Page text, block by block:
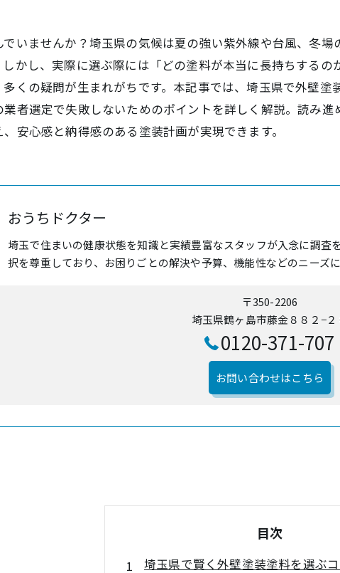
いませんか？埼玉県の気候は夏の強い紫外線や台風、冬
かし、実際に選ぶ際には「どの塗料が本当に長持ちする
くの疑問が生まれがちです。本記事では、埼玉県で外壁
者選定で失敗しないためのポイントを詳しく解説。読み
安心感と納得感のある塗装計画が実現できます。
おうちドクター
埼玉で住まいの健康状態を知識と実績豊富なスタッフが入念に調
択を尊重しており、お困りごとの解決や予算、機能性などのニーズに
〒350-2206
埼玉県鶴ヶ島市藤金８８２−２
0120-371-707
お問い合わせはこちら
目次
埼玉県で賢く外壁塗装塗料を選ぶ